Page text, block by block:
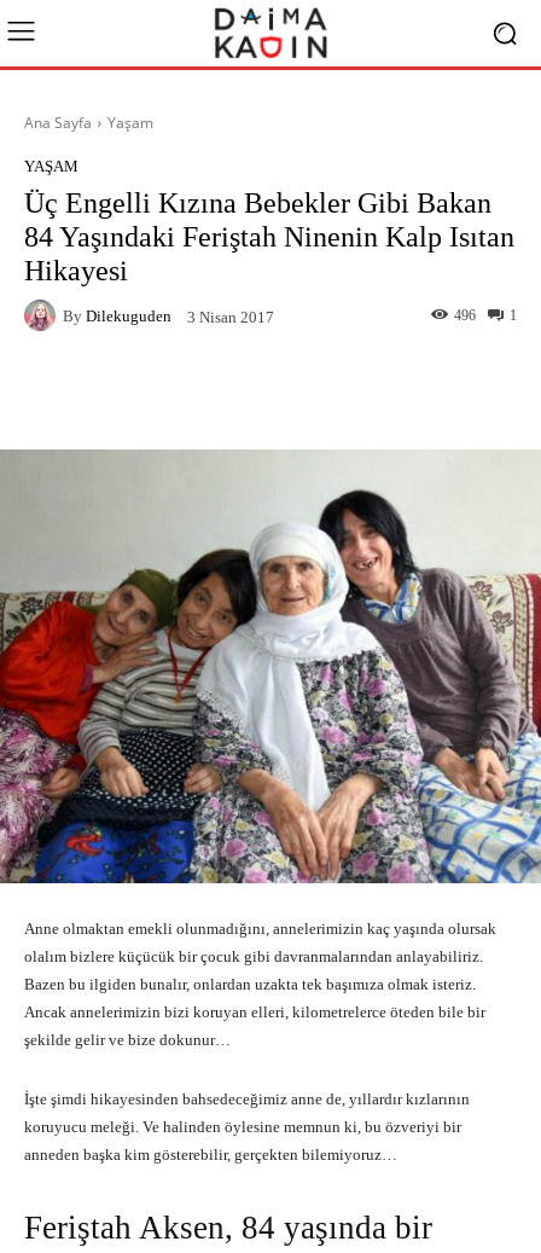
Ana Sayfa Yaşam
YAŞAM
Üç Engelli Kızına Bebekler Gibi Bakan
84 Yaşındaki Feriştah Ninenin Kalp Isıtan
Hikayesi
By Dilekuguden 3 Nisan 2017 1
496
Anne olmaktan emekli olunmadığını, annelerimizin kaç yaşında olursak
olalım bizlere küçücük bir çocuk gibi davranmalarından anlayabiliriz.
Bazen bu ilgiden bunalır, onlardan uzakta tek başımıza olmak isteriz.
Ancak annelerimizin bizi koruyan elleri, kilometrelerce öteden bile bir
şekilde gelir ve bize dokunur…
İşte şimdi hikayesinden bahsedeceğimiz anne de, yıllardır kızlarının
koruyucu meleği. Ve halinden öylesine memnun ki, bu özveriyi bir
anneden başka kim gösterebilir, gerçekten bilemiyoruz…
Feriştah Aksen, 84 yaşında bir